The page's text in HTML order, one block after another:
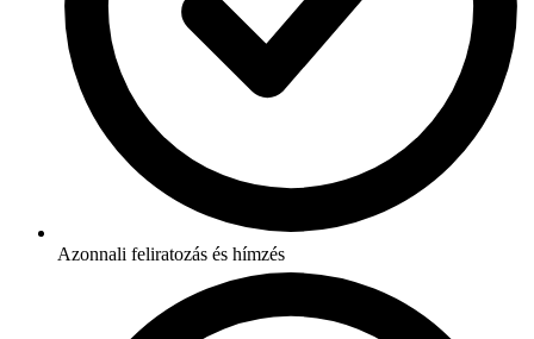
Azonnali feliratozás és hímzés